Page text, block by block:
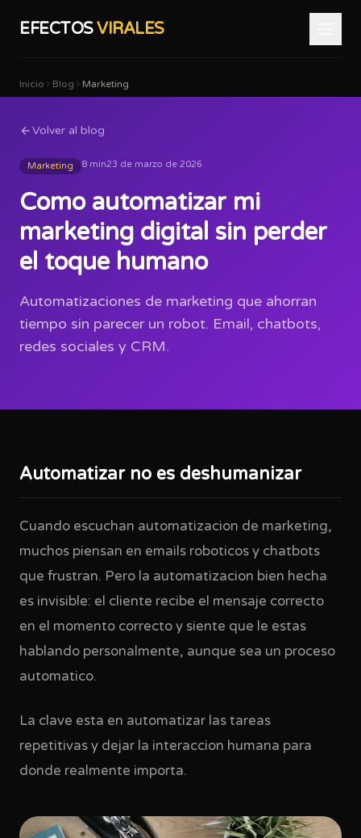
EFECTOSVIRALES
Inicio Blog Marketing
Volver al blog
Marketing 8 min23 de marzo de 2026
Como automatizar mi
marketing digital sin perder
el toque humano
Automatizaciones de marketing que ahorran
tiempo sin parecer un robot. Email, chatbots,
redes sociales y CRM.
Automatizar no es deshumanizar
Cuando escuchan automatizacion de marketing,
muchos piensan en emails roboticos y chatbots
que frustran. Pero la automatizacion bien hecha
es invisible: el cliente recibe el mensaje correcto
en el momento correcto y siente que le estas
hablando personalmente, aunque sea un proceso
automatico.
La clave esta en automatizar las tareas
repetitivas y dejar la interaccion humana para
donde realmente importa.